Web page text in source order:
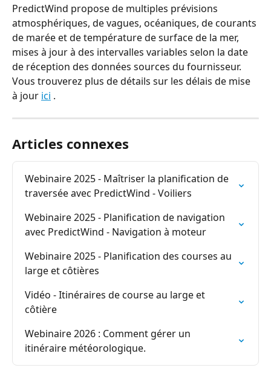
PredictWind propose de multiples prévisions
atmosphériques, de vagues, océaniques, de courants
de marée et de température de surface de la mer,
mises à jour à des intervalles variables selon la date
de réception des données sources du fournisseur.
Vous trouverez plus de détails sur les délais de mise
à jour ici .
Articles connexes
Webinaire 2025 - Maîtriser la planification de
traversée avec PredictWind - Voiliers
Webinaire 2025 - Planification de navigation
avec PredictWind - Navigation à moteur
Webinaire 2025 - Planification des courses au
large et côtières
Vidéo - Itinéraires de course au large et
côtière
Webinaire 2026 : Comment gérer un
itinéraire météorologique.